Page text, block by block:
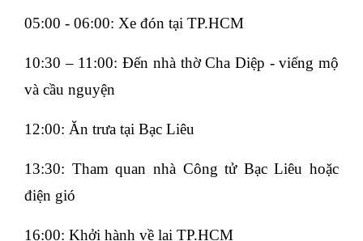
05:00 - 06:00: Xe đón tại TP.HCM
10:30 – 11:00: Đến nhà thờ Cha Diệp - viếng mộ
và cầu nguyện
12:00: Ăn trưa tại Bạc Liêu
13:30: Tham quan nhà Công tử Bạc Liêu hoặc
điện gió
16:00: Khởi hành về lại TP.HCM